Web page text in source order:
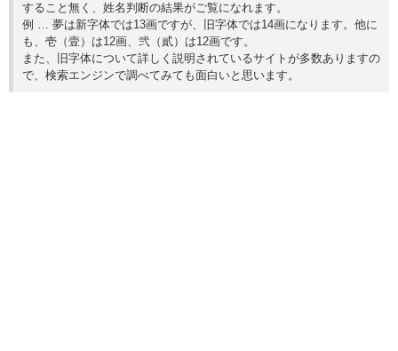
すること無く、姓名判断の結果がご覧になれます。
例 … 夢は新字体では13画ですが、旧字体では14画になります。他に
も、壱（壹）は12画、弐（貳）は12画です。
また、旧字体について詳しく説明されているサイトが多数ありますの
で、検索エンジンで調べてみても面白いと思います。